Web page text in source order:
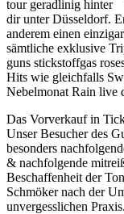
tour geradlinig hinter
dir unter Düsseldorf.
anderem einen
sämtliche exklusive
guns stickstoffgas
Hits wie gleichfalls
Nebelmonat Rain live
Das Vorverkauf in
Unser Besucher des
besonders
& nachfolgende
Beschaffenheit der
Schmöker nach der
unvergesslichen Praxis.